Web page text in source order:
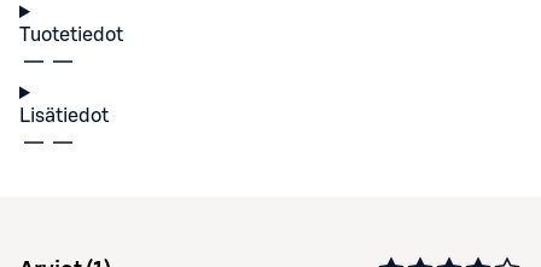
Tuotetiedot
Lisätiedot